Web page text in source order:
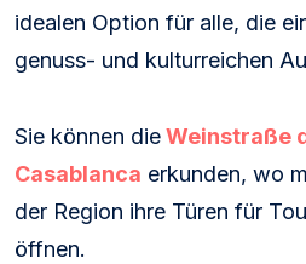
idealen Option für alle, die
genuss- und kulturreichen
Sie können dieWeinstraße
Casablanca erkunden, wo
der Region ihre Türen für
öffnen.